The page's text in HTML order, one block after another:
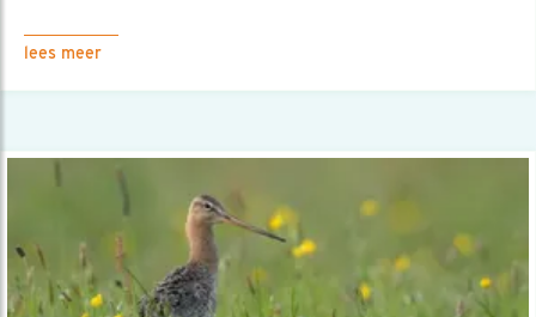
lees meer